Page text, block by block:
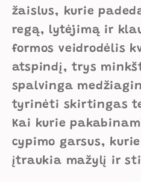
žaislus, kurie
regą, lytėjimą ir
formos veidrodėlis
atspindį, trys
spalvinga
tyrinėti skirtingas
Kai kurie
cypimo garsus,
įtraukia mažylį ir